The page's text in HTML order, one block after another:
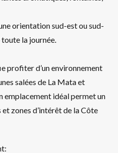
orientation sud-est ou sud-
la journée.
profiter d’un environnement
salées de La Mata et
emplacement idéal permet un
zones d’intérêt de la Côte